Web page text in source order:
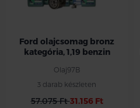
Ford olajcsomag bronz
kategória, 1,19 benzin
Olaj97B
3 darab készleten
57.075 Ft31.156 Ft